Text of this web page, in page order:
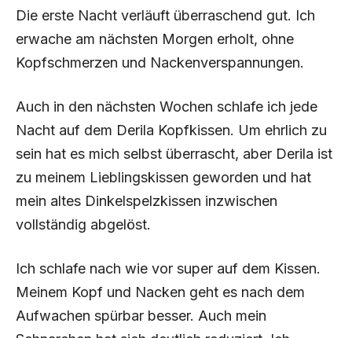
Die erste Nacht verläuft überraschend gut. Ich
erwache am nächsten Morgen erholt, ohne
Kopfschmerzen und Nackenverspannungen.
Auch in den nächsten Wochen schlafe ich jede
Nacht auf dem Derila Kopfkissen. Um ehrlich zu
sein hat es mich selbst überrascht, aber Derila ist
zu meinem Lieblingskissen geworden und hat
mein altes Dinkelspelzkissen inzwischen
vollständig abgelöst.
Ich schlafe nach wie vor super auf dem Kissen.
Meinem Kopf und Nacken geht es nach dem
Aufwachen spürbar besser. Auch mein